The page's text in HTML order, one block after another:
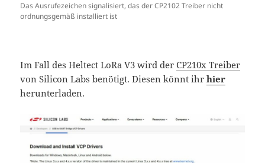
Das Ausrufezeichen signalisiert, das der CP2102 Treiber nicht
ordnungsgemäß installiert ist
Im Fall des Heltect LoRa V3 wird derCP210x Treiber
von Silicon Labs benötigt. Diesen könnt ihrhier
herunterladen.